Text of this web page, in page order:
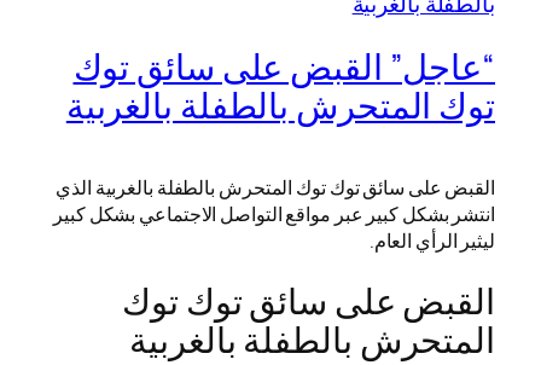
“عاجل” القبض على سائق توك
توك المتحرش بالطفلة بالغربية
القبض على سائق توك توك المتحرش بالطفلة بالغربية الذي
انتشر بشكل كبير عبر مواقع التواصل الاجتماعي بشكل كبير
ليثير الرأي العام.
القبض على سائق توك توك
المتحرش بالطفلة بالغربية